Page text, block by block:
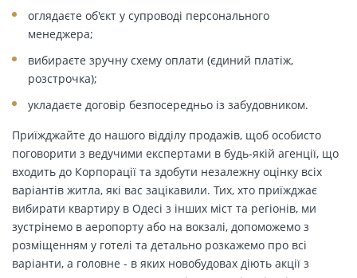
оглядаєте об'єкт у супроводі персонального
менеджера;
вибираєте зручну схему оплати (єдиний платіж,
розстрочка);
укладаєте договір безпосередньо із забудовником.
Приїжджайте до нашого відділу продажів, щоб особисто
поговорити з ведучими експертами в будь-якій агенції, що
входить до Корпорації та здобути незалежну оцінку всіх
варіантів житла, які вас зацікавили. Тих, хто приїжджає
вибирати квартиру в Одесі з інших міст та регіонів, ми
зустрінемо в аеропорту або на вокзалі, допоможемо з
розміщенням у готелі та детально розкажемо про всі
варіанти, а головне - в яких новобудовах діють акції з